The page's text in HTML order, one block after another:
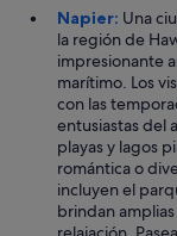
Napier: Una
la región de
impresionante
marítimo. Los
con las
entusiastas del
playas y lagos
romántica o
incluyen el
brindan